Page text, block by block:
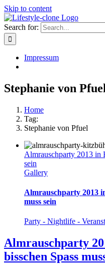
Skip to content
Search for:
Impressum
Stephanie von Pfuel
Home
Tag:
Stephanie von Pfuel
Almrauschparty 2013 in
sein
Gallery
Almrauschparty 2013
muss sein
Party - Nightlife -
Almrauschparty
bisschen Spass